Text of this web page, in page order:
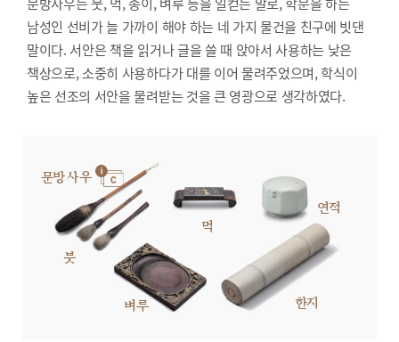
남성인 선비가 늘 가까이 해야 하는 네 가지 물건을 친구에 빗댄
말이다. 서안은 책을 읽거나 글을 쓸 때 앉아서 사용하는 낮은
책상으로, 소중히 사용하다가 대를 이어 물려주었으며, 학식이
높은 선조의 서안을 물려받는 것을 큰 영광으로 생각하였다.
문방사우
붓
먹
연적
벼루 한지